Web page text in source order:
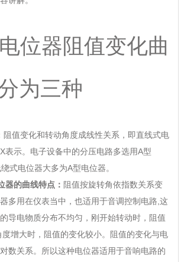
位器阻值变化曲
为三种
阻值变化和转动角度成线性关系，即直线式电
表示。电子设备中的分压电路多选用A型
式电位器大多为A型电位器。
的曲线特点： 阻值按旋转角依指数关系变
多用在仪表当中，也适用于音调控制电路,这
导电物质分布不均匀，刚开始转动时，阻值
增大时，阻值的变化较小。阻值的变化与电
数关系。所以这种电位器适用于音响电路的